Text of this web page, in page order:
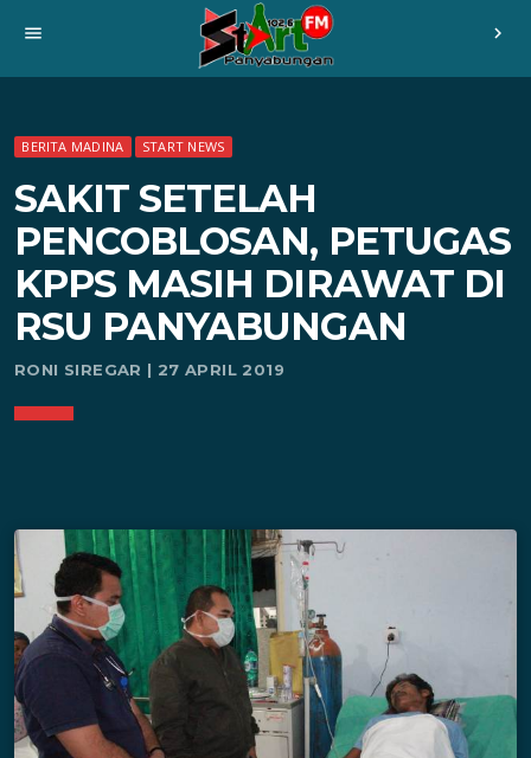
menu chevron_right
BERITA MADINA START NEWS
SAKIT SETELAH
PENCOBLOSAN, PETUGAS
KPPS MASIH DIRAWAT DI
RSU PANYABUNGAN
RONI SIREGAR | 27 APRIL 2019